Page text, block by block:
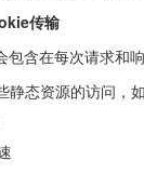
传输
包含在每次请求和
静态资源的访问，